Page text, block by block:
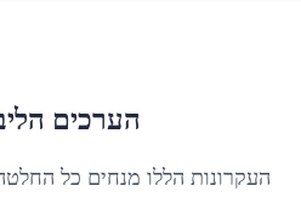
הערכים
העקרונות הללו מנחים כל